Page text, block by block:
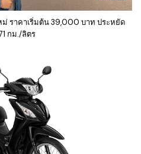
ม่ ราคาเริ่มต้น 39,000 บาท ประหยัด
กม./ลิตร